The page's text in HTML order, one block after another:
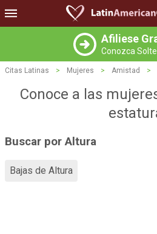
Afiliese
Conozca
Citas Latinas > Mujeres > Amistad >
Conoce a las
Buscar por Altura
Bajas de Altura